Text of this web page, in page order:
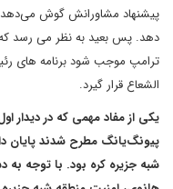
پیشنهاد مشاورانش گوش می‌دهد
دهد. پس بعید به نظر می رسد که
ترامپ موجب شود برنامه های
الشعاع قرار گیرد.
یکی از مفاد مهمی که در دیدار
پیونگ‌یانگ مطرح شدند پایان
شبه جزیره کره بود. با توجه به